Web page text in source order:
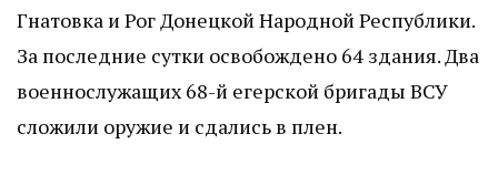
Гнатовка и Рог Донецкой Народной Республики.
За последние сутки освобождено 64 здания. Два
военнослужащих 68-й егерской бригады ВСУ
сложили оружие и сдались в плен.